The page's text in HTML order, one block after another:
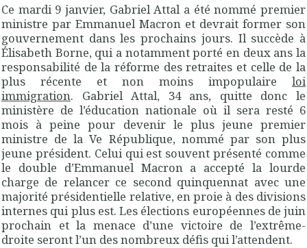
Ce mardi 9 janvier, Gabriel Attal a été nommé premier
ministre par Emmanuel Macron et devrait former son
gouvernement dans les prochains jours. Il succède à
Élisabeth Borne, qui a notamment porté en deux ans la
responsabilité de la réforme des retraites et celle de la
plus récente et non moins impopulaire loi
immigration. Gabriel Attal, 34 ans, quitte donc le
ministère de l’éducation nationale où il sera resté 6
mois à peine pour devenir le plus jeune premier
ministre de la Ve République, nommé par son plus
jeune président. Celui qui est souvent présenté comme
le double d’Emmanuel Macron a accepté la lourde
charge de relancer ce second quinquennat avec une
majorité présidentielle relative, en proie à des divisions
internes qui plus est. Les élections européennes de juin
prochain et la menace d’une victoire de l’extrême-
droite seront l’un des nombreux défis qui l’attendent.